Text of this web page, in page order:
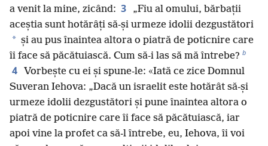
a venit la mine, zicând: 3
„Fiu al omului, bărbații
aceștia sunt hotărâți să-și urmeze idolii dezgustători
* și au pus înaintea altora o piatră de poticnire care
îi face să păcătuiască. Cum să-i las să mă întrebe? b
4 Vorbește cu ei și spune-le: «Iată ce zice Domnul
Suveran Iehova: „Dacă un israelit este hotărât să-și
urmeze idolii dezgustători și pune înaintea altora o
piatră de poticnire care îi face să păcătuiască, iar
apoi vine la profet ca să-l întrebe, eu, Iehova, îi voi